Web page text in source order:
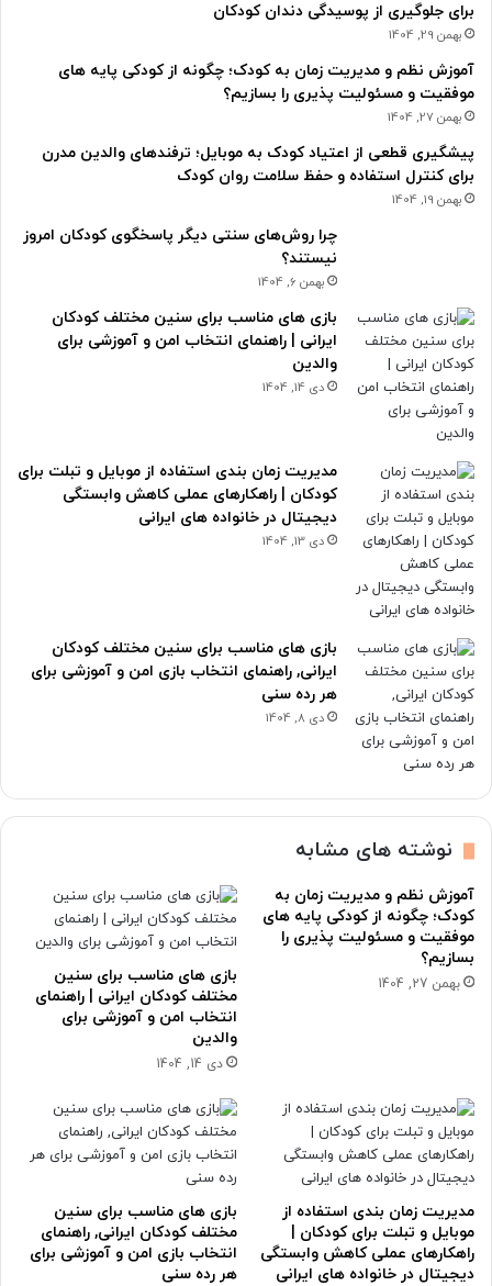
برای جلوگیری از پوسیدگی دندان کودکان
بهمن 29, 1404
آموزش نظم و مدیریت زمان به کودک؛ چگونه از کودکی پایه های
موفقیت و مسئولیت پذیری را بسازیم؟
بهمن 27, 1404
پیشگیری قطعی از اعتیاد کودک به موبایل؛ ترفندهای والدین مدرن
برای کنترل استفاده و حفظ سلامت روان کودک
بهمن 19, 1404
چرا روش‌های سنتی دیگر پاسخگوی کودکان امروز
نیستند؟
بهمن 6, 1404
بازی های مناسب برای سنین مختلف کودکان
ایرانی | راهنمای انتخاب امن و آموزشی برای
والدین
دی 14, 1404
مدیریت زمان بندی استفاده از موبایل و تبلت برای
کودکان | راهکارهای عملی کاهش وابستگی
دیجیتال در خانواده های ایرانی
دی 13, 1404
بازی های مناسب برای سنین مختلف کودکان
ایرانی, راهنمای انتخاب بازی امن و آموزشی برای
هر رده سنی
دی 8, 1404
نوشته های مشابه
آموزش نظم و مدیریت زمان به
کودک؛ چگونه از کودکی پایه های
موفقیت و مسئولیت پذیری را
بسازیم؟
بهمن 27, 1404
بازی های مناسب برای سنین
مختلف کودکان ایرانی | راهنمای
انتخاب امن و آموزشی برای
والدین
دی 14, 1404
مدیریت زمان بندی استفاده از
موبایل و تبلت برای کودکان |
راهکارهای عملی کاهش وابستگی
دیجیتال در خانواده های ایرانی
بازی های مناسب برای سنین
مختلف کودکان ایرانی, راهنمای
انتخاب بازی امن و آموزشی برای
هر رده سنی